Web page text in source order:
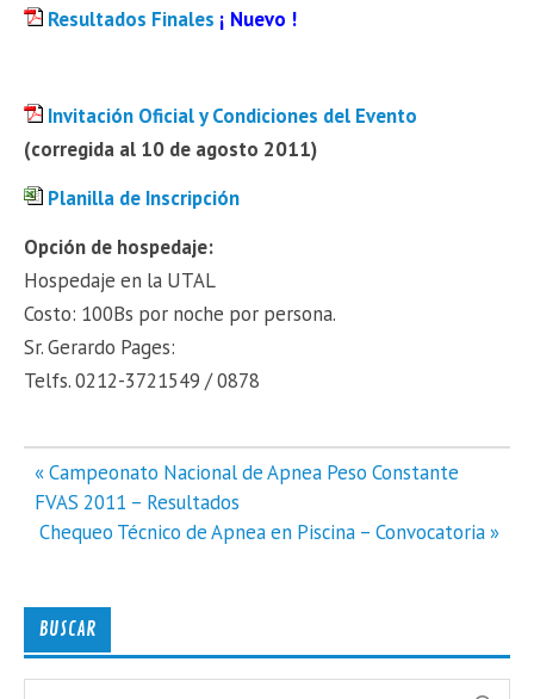
Resultados Finales ¡ Nuevo !
Invitación Oficial y Condiciones del Evento
(corregida al 10 de agosto 2011)
Planilla de Inscripción
Opción de hospedaje:
Hospedaje en la UTAL
Costo: 100Bs por noche por persona.
Sr. Gerardo Pages:
Telfs. 0212-3721549 / 0878
Navegación
de
entradas
« Campeonato Nacional de Apnea Peso Constante
FVAS 2011 – Resultados
Chequeo Técnico de Apnea en Piscina – Convocatoria »
BUSCAR